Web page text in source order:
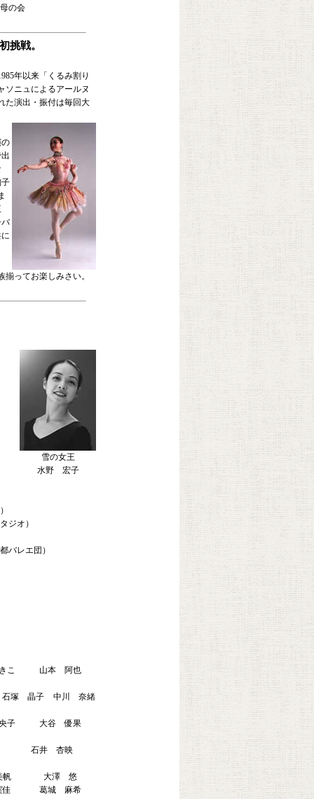
の会
挑戦。
年以来「くるみ割り
ソニュによるアールヌ
た演出・振付は毎回大
ってお楽しみさい。
雪の女王
水野 宏子
ジオ）
バレエ団）
こ 山本 阿也
石塚 晶子 中川 奈緒
子 大谷 優果
石井 杏映
大澤 悠
葛城 麻希